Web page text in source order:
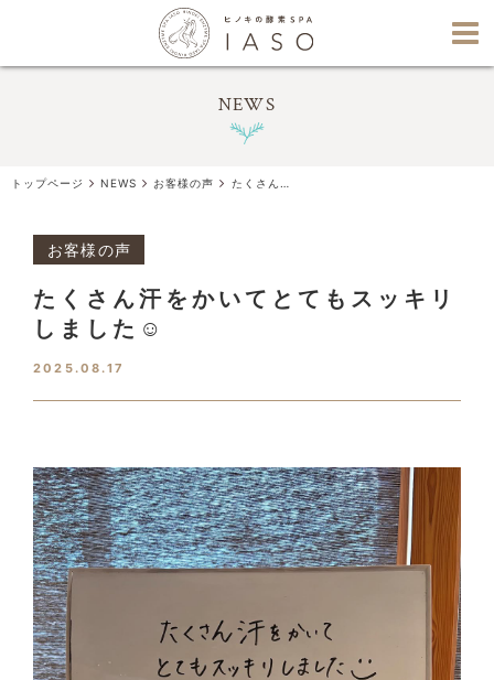
NEWS
トップページ NEWS お客様の声
お客様の声
たくさん汗をかいてとてもスッキリ
しました☺️
2025.08.17